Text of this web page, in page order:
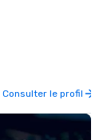
services.
Consulter le profil